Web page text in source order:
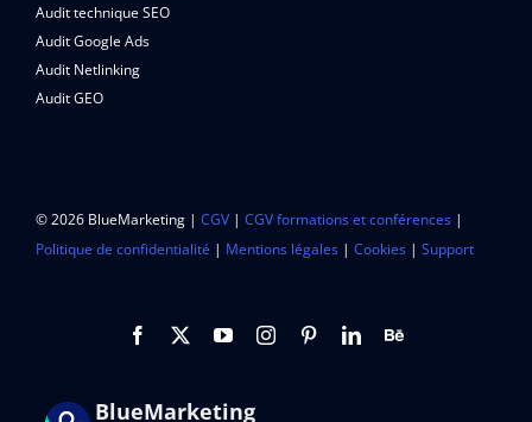
Audit technique SEO
Audit Google Ads
Audit Netlinking
Audit GEO
© 2026 BlueMarketing | CGV| CGV formations et conférences|
Politique de confidentialité | Mentions légales| Cookies| Support
BlueMarketing